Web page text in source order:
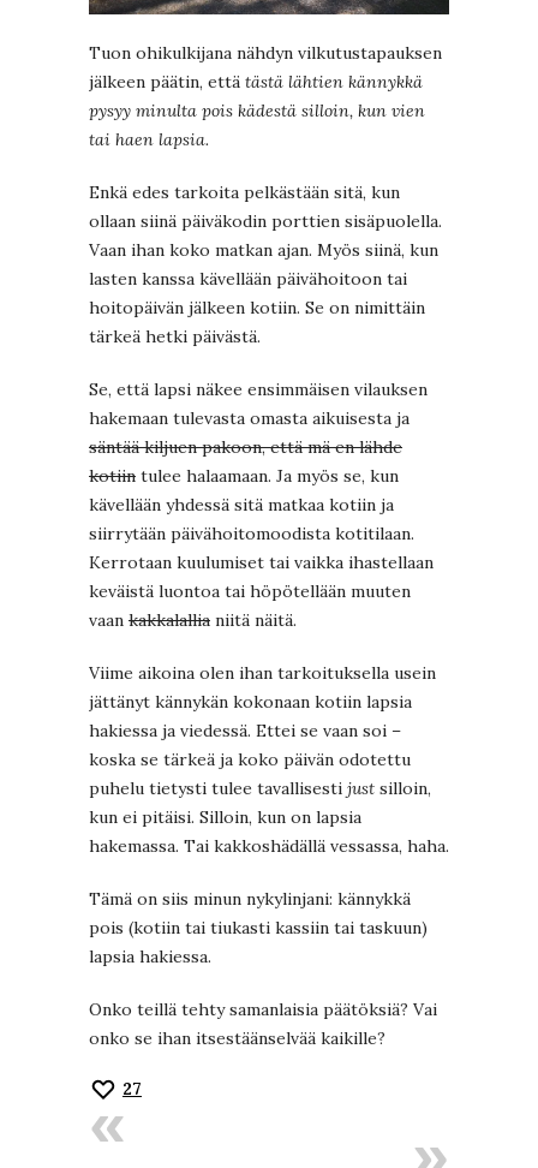
Tuon ohikulkijana nähdyn vilkutustapauksen
jälkeen päätin, että tästä lähtien kännykkä
pysyy minulta pois kädestä silloin, kun vien
tai haen lapsia.
Enkä edes tarkoita pelkästään sitä, kun
ollaan siinä päiväkodin porttien sisäpuolella.
Vaan ihan koko matkan ajan. Myös siinä, kun
lasten kanssa kävellään päivähoitoon tai
hoitopäivän jälkeen kotiin. Se on nimittäin
tärkeä hetki päivästä.
Se, että lapsi näkee ensimmäisen vilauksen
hakemaan tulevasta omasta aikuisesta ja
säntää kiljuen pakoon, että mä en lähde
kotiin tulee halaamaan. Ja myös se, kun
kävellään yhdessä sitä matkaa kotiin ja
siirrytään päivähoitomoodista kotitilaan.
Kerrotaan kuulumiset tai vaikka ihastellaan
keväistä luontoa tai höpötellään muuten
vaan kakkalallia niitä näitä.
Viime aikoina olen ihan tarkoituksella usein
jättänyt kännykän kokonaan kotiin lapsia
hakiessa ja viedessä. Ettei se vaan soi –
koska se tärkeä ja koko päivän odotettu
puhelu tietysti tulee tavallisesti just silloin,
kun ei pitäisi. Silloin, kun on lapsia
hakemassa. Tai kakkoshädällä vessassa, haha.
Tämä on siis minun nykylinjani: kännykkä
pois (kotiin tai tiukasti kassiin tai taskuun)
lapsia hakiessa.
Onko teillä tehty samanlaisia päätöksiä? Vai
onko se ihan itsestäänselvää kaikille?
27